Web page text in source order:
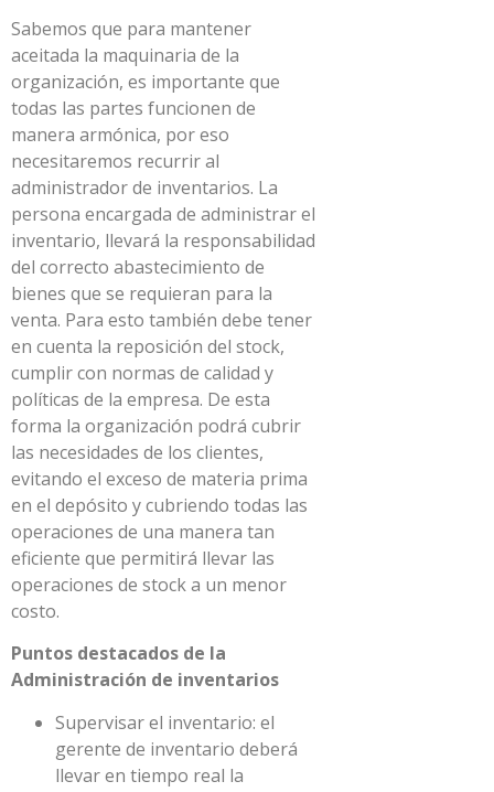
Sabemos que para mantener
aceitada la maquinaria de la
organización, es importante que
todas las partes funcionen de
manera armónica, por eso
necesitaremos recurrir al
administrador de inventarios. La
persona encargada de administrar el
inventario, llevará la responsabilidad
del correcto abastecimiento de
bienes que se requieran para la
venta. Para esto también debe tener
en cuenta la reposición del stock,
cumplir con normas de calidad y
políticas de la empresa. De esta
forma la organización podrá cubrir
las necesidades de los clientes,
evitando el exceso de materia prima
en el depósito y cubriendo todas las
operaciones de una manera tan
eficiente que permitirá llevar las
operaciones de stock a un menor
costo.
Puntos destacados de la
Administración de inventarios
Supervisar el inventario: el
gerente de inventario deberá
llevar en tiempo real la